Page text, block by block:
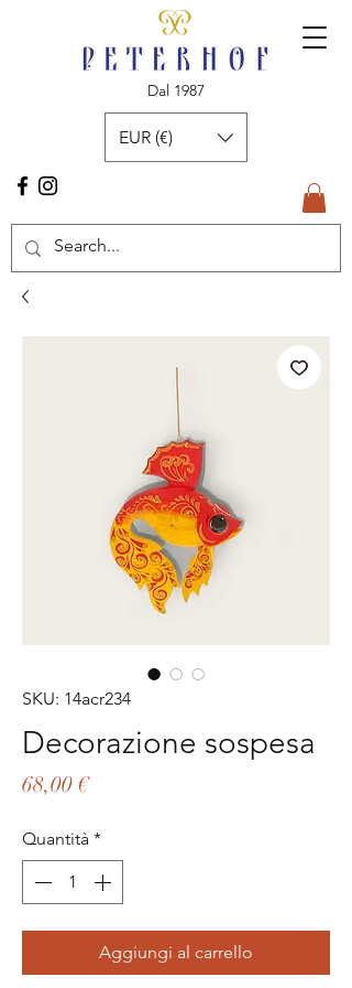
Dal 1987
EUR (€)
SKU: 14acr234
Decorazione sospesa
68,00 €Prezzo
Quantità *
Aggiungi al carrello